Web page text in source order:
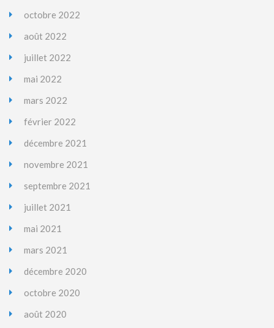
octobre 2022
août 2022
juillet 2022
mai 2022
mars 2022
février 2022
décembre 2021
novembre 2021
septembre 2021
juillet 2021
mai 2021
mars 2021
décembre 2020
octobre 2020
août 2020